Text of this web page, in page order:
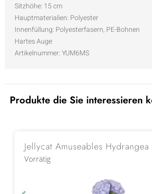
Sitzhöhe: 15 cm
Hauptmaterialien: Polyester
Innenfüllung: Polyesterfasern, PE-Bohnen
Hartes Auge
Artikelnummer:YUM6MS
Produkte die Sie interessieren
Jellycat Amuseables Hydrangea
Vorrätig